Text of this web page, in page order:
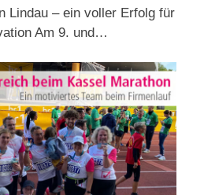
Lindau – ein voller Erfolg für
Am 9. und…